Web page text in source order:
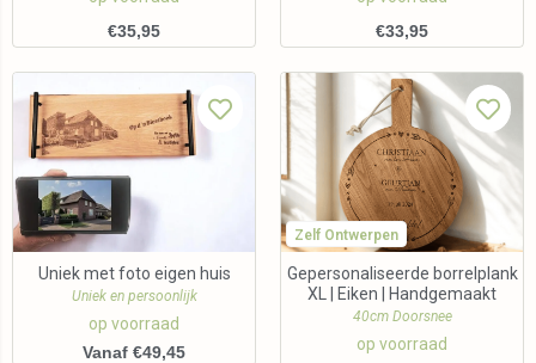
€35,95
€33,95
Uniek met foto eigen huis
Uniek en persoonlijk
op voorraad
Vanaf €49,45
Zelf Ontwerpen
Gepersonaliseerde borrelplank
XL | Eiken | Handgemaakt
40cm Doorsnee
op voorraad